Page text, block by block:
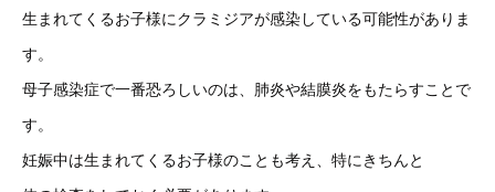
生まれてくるお子様にクラミジアが感染している可能性がありま
す。
母子感染症で一番恐ろしいのは、肺炎や結膜炎をもたらすことで
す。
妊娠中は生まれてくるお子様のことも考え、特にきちんと